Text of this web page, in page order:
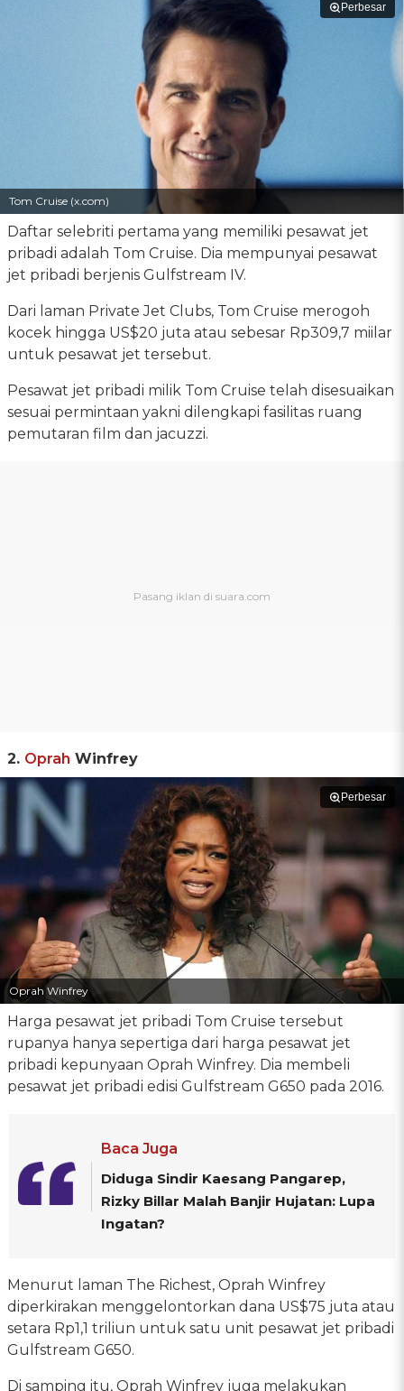
Perbesar
Tom Cruise (x.com)
Daftar selebriti pertama yang memiliki pesawat jet
pribadi adalah Tom Cruise. Dia mempunyai pesawat
jet pribadi berjenis Gulfstream IV.
Dari laman Private Jet Clubs, Tom Cruise merogoh
kocek hingga US$20 juta atau sebesar Rp309,7 miilar
untuk pesawat jet tersebut.
Pesawat jet pribadi milik Tom Cruise telah disesuaikan
sesuai permintaan yakni dilengkapi fasilitas ruang
pemutaran film dan jacuzzi.
2. Oprah Winfrey
Perbesar
Oprah Winfrey
Harga pesawat jet pribadi Tom Cruise tersebut
rupanya hanya sepertiga dari harga pesawat jet
pribadi kepunyaan Oprah Winfrey. Dia membeli
pesawat jet pribadi edisi Gulfstream G650 pada 2016.
Baca Juga
Diduga Sindir Kaesang Pangarep,
Rizky Billar Malah Banjir Hujatan: Lupa
Ingatan?
Menurut laman The Richest, Oprah Winfrey
diperkirakan menggelontorkan dana US$75 juta atau
setara Rp1,1 triliun untuk satu unit pesawat jet pribadi
Gulfstream G650.
Di samping itu, Oprah Winfrey juga melakukan